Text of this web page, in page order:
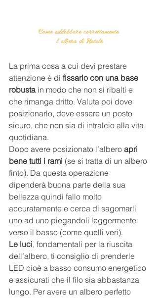
Come addobbare correttamente
l’albero di Natale
La prima cosa a cui devi prestare
attenzione è di fissarlo con una base
robusta in modo che non si ribalti e
che rimanga dritto. Valuta poi dove
posizionarlo, deve essere un posto
sicuro, che non sia di intralcio alla vita
quotidiana.
Dopo avere posizionato l’albero apri
bene tutti i rami (se si tratta di un albero
finto). Da questa operazione
dipenderà buona parte della sua
bellezza quindi fallo molto
accuratamente e cerca di sagomarli
uno ad uno piegandoli leggermente
verso il basso (come quelli veri).
Le luci, fondamentali per la riuscita
dell’albero, ti consiglio di prenderle
LED cioè a basso consumo energetico
e assicurati che il filo sia abbastanza
lungo. Per avere un albero perfetto